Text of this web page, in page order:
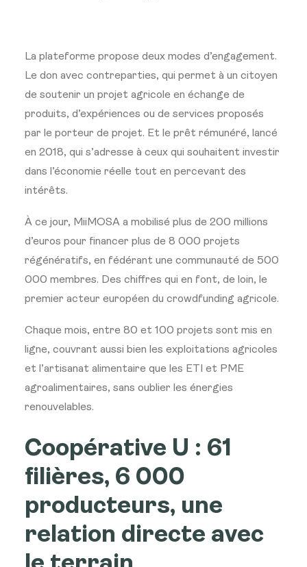
La plateforme propose deux modes d’engagement.
Le don avec contreparties, qui permet à un citoyen
de soutenir un projet agricole en échange de
produits, d’expériences ou de services proposés
par le porteur de projet. Et le prêt rémunéré, lancé
en 2018, qui s’adresse à ceux qui souhaitent investir
dans l’économie réelle tout en percevant des
intérêts.
À ce jour, MiiMOSA a mobilisé plus de 200 millions
d’euros pour financer plus de 8 000 projets
régénératifs, en fédérant une communauté de 500
000 membres. Des chiffres qui en font, de loin, le
premier acteur européen du crowdfunding agricole.
Chaque mois, entre 80 et 100 projets sont mis en
ligne, couvrant aussi bien les exploitations agricoles
et l’artisanat alimentaire que les ETI et PME
agroalimentaires, sans oublier les énergies
renouvelables.
Coopérative U : 61
filières, 6 000
producteurs, une
relation directe avec